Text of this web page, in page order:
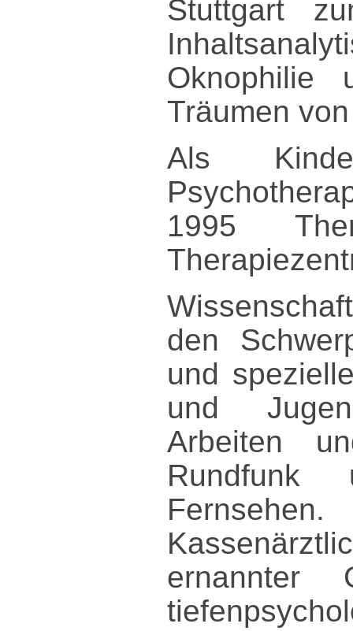
Stuttgart
Oknophilie
Träumen
Als
1995
den
und
und
Arbeiten
ernannter